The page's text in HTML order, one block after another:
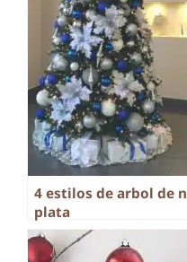
4 estilos de arbol de
plata